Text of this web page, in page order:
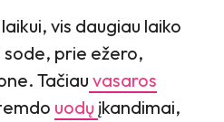
vis daugiau laiko
sode, prie ežero,
Tačiau vasaros
uodų įkandimai,